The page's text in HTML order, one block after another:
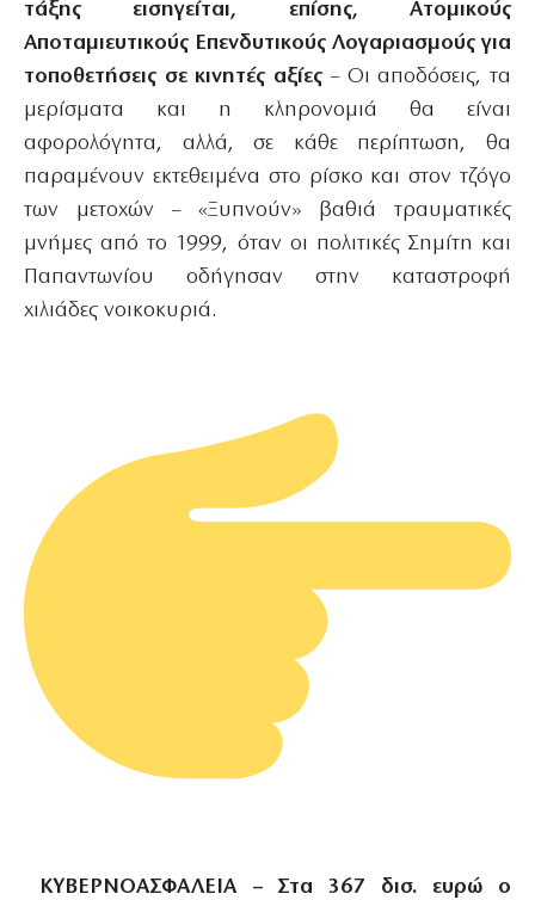
τάξης εισηγείται, επίσης, Ατομικούς
Αποταμιευτικούς Επενδυτικούς Λογαριασμούς για
τοποθετήσεις σε κινητές αξίες – Οι αποδόσεις, τα
μερίσματα και η κληρονομιά θα είναι
αφορολόγητα, αλλά, σε κάθε περίπτωση, θα
παραμένουν εκτεθειμένα στο ρίσκο και στον τζόγο
των μετοχών – «Ξυπνούν» βαθιά τραυματικές
μνήμες από το 1999, όταν οι πολιτικές Σημίτη και
Παπαντωνίου οδήγησαν στην καταστροφή
χιλιάδες νοικοκυριά.
ΚΥΒΕΡΝΟΑΣΦΑΛΕΙΑ – Στα 367 δισ. ευρώ ο